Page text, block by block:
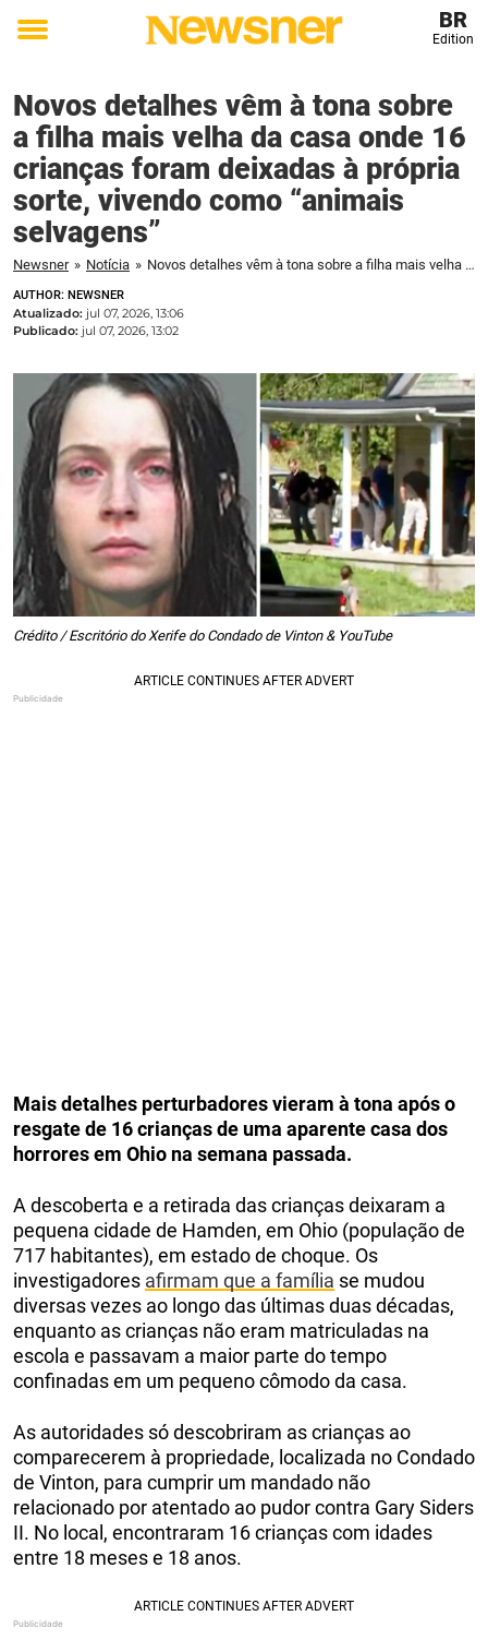
Toggle
BR
Edition
Novos detalhes vêm à tona sobre
a filha mais velha da casa onde 16
crianças foram deixadas à própria
sorte, vivendo como “animais
selvagens”
Newsner » Notícia » Novos detalhes vêm à tona sobre a filha mais velha da casa onde 16 crianças foram deixadas à própria sorte, vivendo como “animais selvagens”
AUTHOR: NEWSNER
Atualizado: jul 07, 2026, 13:06
Publicado: jul 07, 2026, 13:02
Crédito / Escritório do Xerife do Condado de Vinton & YouTube
Mais detalhes perturbadores vieram à tona após o
resgate de 16 crianças de uma aparente casa dos
horrores em Ohio na semana passada.
A descoberta e a retirada das crianças deixaram a
pequena cidade de Hamden, em Ohio (população de
717 habitantes), em estado de choque. Os
investigadores afirmam que a família se mudou
diversas vezes ao longo das últimas duas décadas,
enquanto as crianças não eram matriculadas na
escola e passavam a maior parte do tempo
confinadas em um pequeno cômodo da casa.
As autoridades só descobriram as crianças ao
comparecerem à propriedade, localizada no Condado
de Vinton, para cumprir um mandado não
relacionado por atentado ao pudor contra Gary Siders
II. No local, encontraram 16 crianças com idades
entre 18 meses e 18 anos.